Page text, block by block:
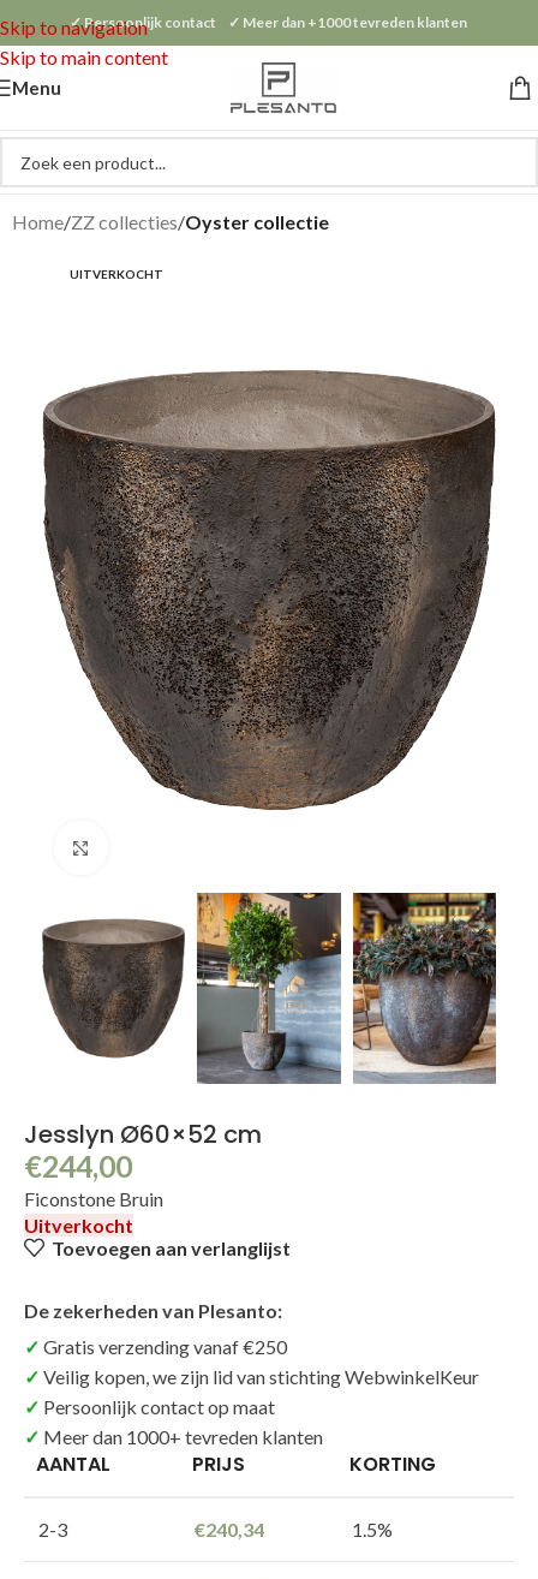
Skip to navigation
Skip to main content
✓ Persoonlijk contact ✓ Meer dan +1000 tevreden klanten
Menu
Home ZZ collecties Oyster collectie
UITVERKOCHT
Jesslyn Ø60×52 cm
€244,00
Ficonstone Bruin
Uitverkocht
Toevoegen aan verlanglijst
De zekerheden van Plesanto:
Gratis verzending vanaf €250
Veilig kopen, we zijn lid van stichting WebwinkelKeur
Persoonlijk contact op maat
Meer dan 1000+ tevreden klanten
AANTAL PRIJS KORTING
2-3 €240,34 1.5%